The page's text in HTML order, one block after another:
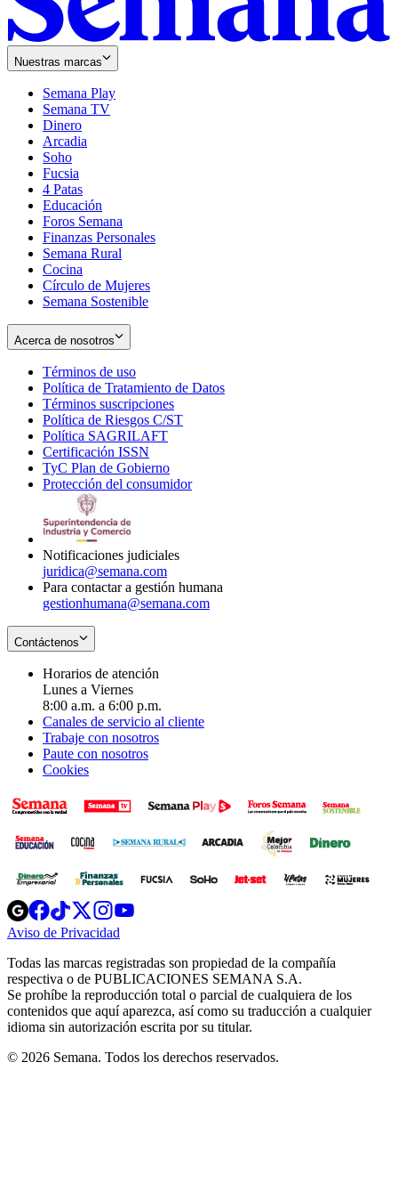
Nuestras marcas
Semana Play
Semana TV
Dinero
Arcadia
Soho
in
new
window
Fucsia
in
new
window
4 Patas
Educación
Foros Semana
Finanzas Personales
Semana Rural
Cocina
Círculo de Mujeres
Semana Sostenible
Acerca de nosotros
Términos de uso
in
new
window
Política de Tratamiento de Datos
Términos suscripciones
in
Política de Riesgos C/ST
Política SAGRILAFT
new
window
Certificación ISSN
in
new
TyC Plan de Gobierno
in
Protección del consumidorOpens
Notificaciones judiciales
juridica@semana.com
Para contactar a gestión humana
gestionhumana@semana.com
Contáctenos
Horarios de atención
Lunes a Viernes
8:00 a.m. a 6:00 p.m.
Canales de servicio al cliente
Trabaje con nosotros
Paute con nosotros
Cookies
Opens
in
new
Opens
in
new
Opens
in
new
window
Opens
new
windowwindow
Aviso de Privacidad
new
window
Todas las marcas registradas son propiedad de la compañía
respectiva o de PUBLICACIONES SEMANA S.A.
Se prohíbe la reproducción total o parcial de cualquiera de los
contenidos que aquí aparezca, así como su traducción a cualquier
idioma sin autorización escrita por su titular.
© 2026 Semana. Todos los derechos reservados.